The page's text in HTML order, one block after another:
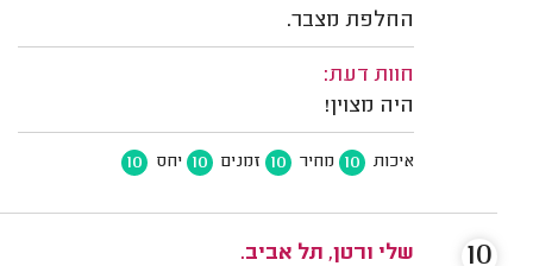
החלפת מצבר.
חוות דעת:
היה מצוין!
איכות 10 מחיר 10 זמנים 10 יחס 10
שלי ורטן, תל אביב.
10